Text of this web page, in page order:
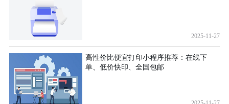
2025-11-27
高性价比便宜打印小程序推荐：在线下
单、低价快印、全国包邮